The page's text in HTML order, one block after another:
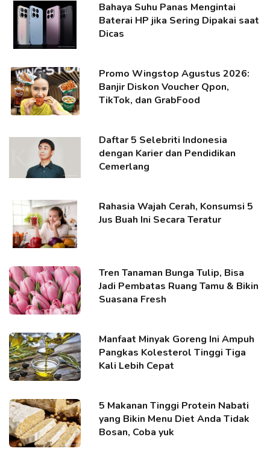
Bahaya Suhu Panas Mengintai
Baterai HP jika Sering Dipakai saat
Dicas
Promo Wingstop Agustus 2026:
Banjir Diskon Voucher Qpon,
TikTok, dan GrabFood
Daftar 5 Selebriti Indonesia
dengan Karier dan Pendidikan
Cemerlang
Rahasia Wajah Cerah, Konsumsi 5
Jus Buah Ini Secara Teratur
Tren Tanaman Bunga Tulip, Bisa
Jadi Pembatas Ruang Tamu & Bikin
Suasana Fresh
Manfaat Minyak Goreng Ini Ampuh
Pangkas Kolesterol Tinggi Tiga
Kali Lebih Cepat
5 Makanan Tinggi Protein Nabati
yang Bikin Menu Diet Anda Tidak
Bosan, Coba yuk